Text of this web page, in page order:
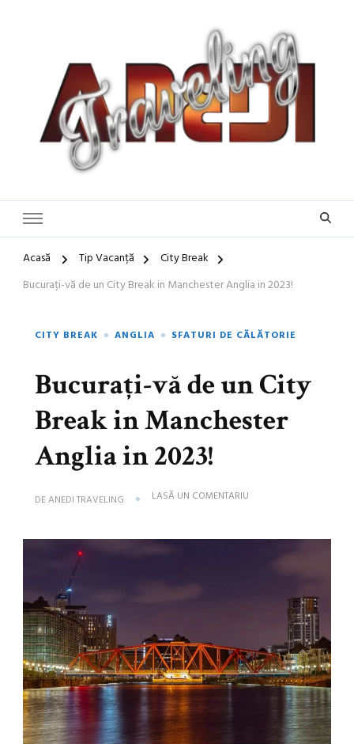
Călătorie în Europa | Inspirație
pentru Vacanțe Memorabile
Acasă Tip Vacanță
City Break
Bucurați-vă de un City Break in Manchester Anglia in 2023!
CITY BREAK ANGLIA SFATURI DE CĂLĂTORIE
Bucurați-vă de un City
Break in Manchester
Anglia in 2023!
DEANEDI TRAVELING LASĂ UN COMENTARIU
DE
MANCHESTER
2023!